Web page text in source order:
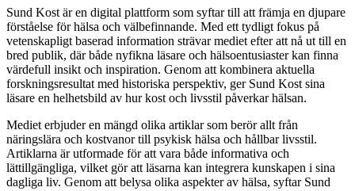
Sund Kost är en digital plattform som syftar till att främja en djupare
förståelse för hälsa och välbefinnande. Med ett tydligt fokus på
vetenskapligt baserad information strävar mediet efter att nå ut till en
bred publik, där både nyfikna läsare och hälsoentusiaster kan finna
värdefull insikt och inspiration. Genom att kombinera aktuella
forskningsresultat med historiska perspektiv, ger Sund Kost sina
läsare en helhetsbild av hur kost och livsstil påverkar hälsan.
Mediet erbjuder en mängd olika artiklar som berör allt från
näringslära och kostvanor till psykisk hälsa och hållbar livsstil.
Artiklarna är utformade för att vara både informativa och
lättillgängliga, vilket gör att läsarna kan integrera kunskapen i sina
dagliga liv. Genom att belysa olika aspekter av hälsa, syftar Sund